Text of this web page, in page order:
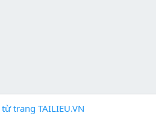
trang TAILIEU.VN